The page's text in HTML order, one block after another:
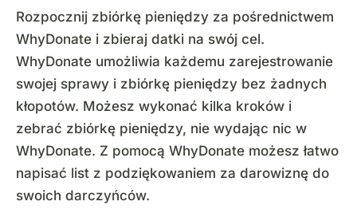
Rozpocznij zbiórkę pieniędzy za pośrednictwem
WhyDonate i zbieraj datki na swój cel.
WhyDonate umożliwia każdemu zarejestrowanie
swojej sprawy i zbiórkę pieniędzy bez żadnych
kłopotów. Możesz wykonać kilka kroków i
zebrać zbiórkę pieniędzy, nie wydając nic w
WhyDonate. Z pomocą WhyDonate możesz łatwo
napisać list z podziękowaniem za darowiznę do
swoich darczyńców.